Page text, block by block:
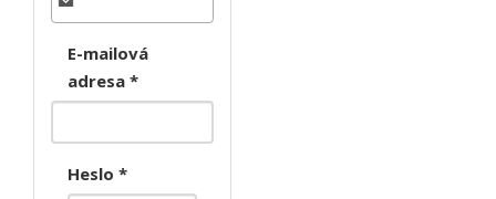
E-mailová
adresa *
Heslo *